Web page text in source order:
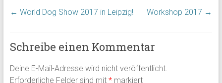
← World Dog Show 2017 in Leipzig! Workshop 2017 →
Schreibe einen Kommentar
Deine E-Mail-Adresse wird nicht veröffentlicht.
Erforderliche Felder sind mit *markiert